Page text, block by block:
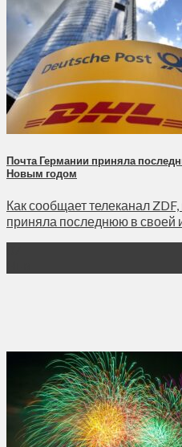
Почта Германии приняла
Новым годом
Как сообщает телеканал
приняла последнюю в своей